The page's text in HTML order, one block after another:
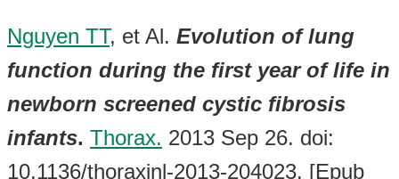
Nguyen TT, et Al. Evolution of lung
function during the first year of life in
newborn screened cystic fibrosis
infants. Thorax. 2013 Sep 26. doi:
10.1136/thoraxjnl-2013-204023. [Epub